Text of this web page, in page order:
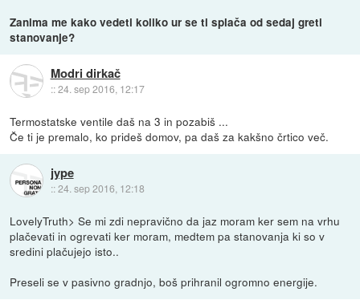
Zanima me kako vedeti koliko ur se ti splača od sedaj greti
stanovanje?
Modri dirkač
::24. sep 2016, 12:17
Termostatske ventile daš na 3 in pozabiš ...
Če ti je premalo, ko prideš domov, pa daš za kakšno črtico več.
jype
::24. sep 2016, 12:18
LovelyTruth> Se mi zdi nepravično da jaz moram ker sem na vrhu
plačevati in ogrevati ker moram, medtem pa stanovanja ki so v
sredini plačujejo isto..
Preseli se v pasivno gradnjo, boš prihranil ogromno energije.